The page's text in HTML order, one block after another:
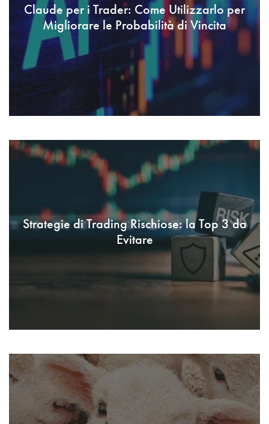
Claude per i Trader: Come Utilizzarlo per
Migliorare le Probabilità di Vincita
Strategie di Trading Rischiose: la Top 3 da
Evitare